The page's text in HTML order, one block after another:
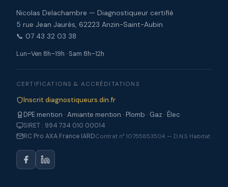
Nicolas Delachambre — Diagnostiqueur certifié
5 rue Jean Jaurès, 62223 Anzin-Saint-Aubin
📞 07 43 32 03 38
Lun–Ven 8h–19h · Sam 8h–12h
CERTIFICATIONS & ACCRÉDITATIONS
Inscrit diagnostiqueurs.din.fr
DPE mention · Amiante mention · Plomb · Gaz · Élec
SIRET : 994 734 010 00014
RC Pro AXA France IARDContrat n° 10755853504 — D.N.S Habitat